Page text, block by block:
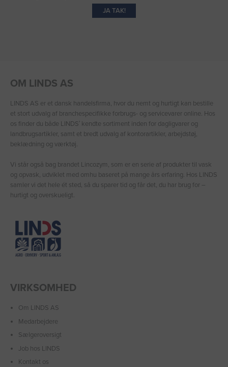
JA TAK!
OM LINDS AS
LINDS AS er et dansk handelsfirma, hvor du nemt og hurtigt kan bestille
et stort udvalg af branchespecifikke forbrugs- og servicevarer online. Hos
os finder du både LINDS′ kendte sortiment inden for dagligvarer og
landbrugsartikler, samt et bredt udvalg af kontorartikler, arbejdstøj,
beklædning og værktøj.
Vi står også bag brandet Lincozym, som er en serie af produkter til vask
og opvask, udviklet med omhu baseret på mange års erfaring. Hos LINDS
samler vi det hele ét sted, så du sparer tid og får det, du har brug for –
hurtigt og overskueligt.
VIRKSOMHED
Om LINDS AS
Medarbejdere
Sælgeroversigt
Job hos LINDS
Kontakt os